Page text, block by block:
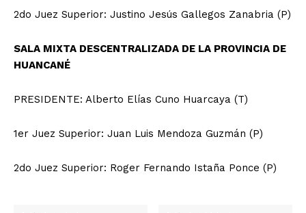
2do Juez Superior: Justino Jesús Gallegos Zanabria (P)
SALA MIXTA DESCENTRALIZADA DE LA PROVINCIA DE
HUANCANÉ
PRESIDENTE: Alberto Elías Cuno Huarcaya (T)
1er Juez Superior: Juan Luis Mendoza Guzmán (P)
2do Juez Superior: Roger Fernando Istaña Ponce (P)